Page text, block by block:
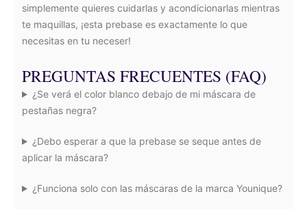
simplemente quieres cuidarlas y acondicionarlas mientras
te maquillas, ¡esta prebase es exactamente lo que
necesitas en tu neceser!
PREGUNTAS FRECUENTES (FAQ)
¿Se verá el color blanco debajo de mi máscara de
pestañas negra?
¿Debo esperar a que la prebase se seque antes de
aplicar la máscara?
¿Funciona solo con las máscaras de la marca Younique?